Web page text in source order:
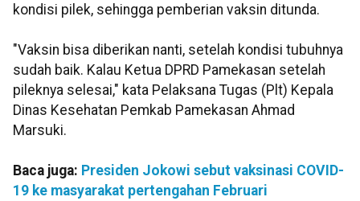
kondisi pilek, sehingga pemberian vaksin ditunda.
"Vaksin bisa diberikan nanti, setelah kondisi tubuhnya
sudah baik. Kalau Ketua DPRD Pamekasan setelah
pileknya selesai," kata Pelaksana Tugas (Plt) Kepala
Dinas Kesehatan Pemkab Pamekasan Ahmad
Marsuki.
Baca juga: Presiden Jokowi sebut vaksinasi COVID-
19 ke masyarakat pertengahan Februari